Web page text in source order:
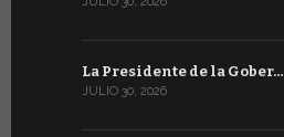
La Presidente de la Gober…
JULIO 30, 2026